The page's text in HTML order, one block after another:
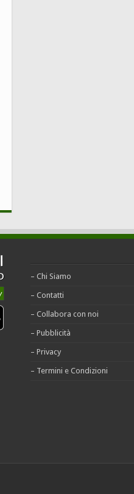
– Chi Siamo
– Contatti
– Collabora con noi
– Pubblicità
– Privacy
– Termini e Condizioni